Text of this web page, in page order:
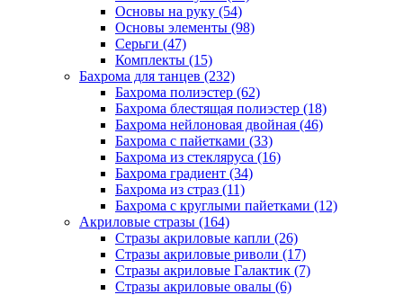
Основы на руку (54)
Основы элементы (98)
Серьги (47)
Комплекты (15)
Бахрома для танцев (232)
Бахрома полиэстер (62)
Бахрома блестящая полиэстер (18)
Бахрома нейлоновая двойная (46)
Бахрома с пайетками (33)
Бахрома из стекляруса (16)
Бахрома градиент (34)
Бахрома из страз (11)
Бахрома с круглыми пайетками (12)
Акриловые стразы (164)
Стразы акриловые капли (26)
Стразы акриловые риволи (17)
Стразы акриловые Галактик (7)
Стразы акриловые овалы (6)